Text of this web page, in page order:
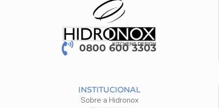
0800 600 3303
INSTITUCIONAL
Sobre a Hidronox